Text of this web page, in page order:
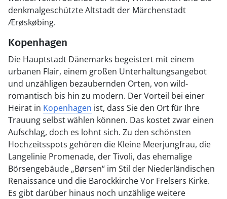
denkmalgeschützte Altstadt der Märchenstadt
Ærøskøbing.
Kopenhagen
Die Hauptstadt Dänemarks begeistert mit einem
urbanen Flair, einem großen Unterhaltungsangebot
und unzähligen bezaubernden Orten, von wild-
romantisch bis hin zu modern. Der Vorteil bei einer
Heirat in Kopenhagen ist, dass Sie den Ort für Ihre
Trauung selbst wählen können. Das kostet zwar einen
Aufschlag, doch es lohnt sich. Zu den schönsten
Hochzeitsspots gehören die Kleine Meerjungfrau, die
Langelinie Promenade, der Tivoli, das ehemalige
Börsengebäude „Børsen“ im Stil der Niederländischen
Renaissance und die Barockkirche Vor Frelsers Kirke.
Es gibt darüber hinaus noch unzählige weitere